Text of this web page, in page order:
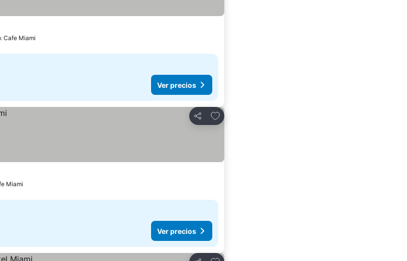
Cafe Miami
Ver precios
Compartir
Agregar a favoritos
Miami
Ver precios